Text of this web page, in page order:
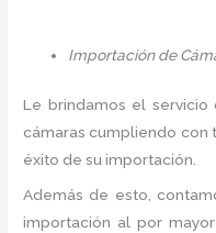
Importación de
Le brindamos el
cámaras cumpliendo con
éxito de su importación.
Además de esto,
importación al por